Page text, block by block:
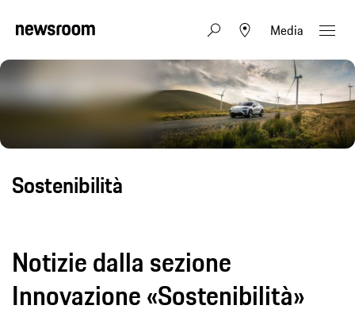
Media
Sostenibilità
Notizie dalla sezione
Innovazione «Sostenibilità»